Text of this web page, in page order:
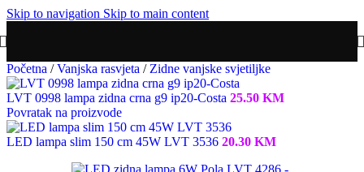
Skip to navigation Skip to main content
Početna / Vanjska rasvjeta / Zidne vanjske svjetiljke
LVT 0998 lampa zidna crna g9 ip20-Costa 25.50 KM
Povratak na proizvode
LED lampa slim 150 cm 45W LVT 3536 20.30 KM